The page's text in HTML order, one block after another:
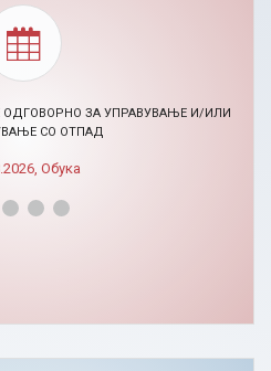
ХАКАТОН (24-26.11.2026)